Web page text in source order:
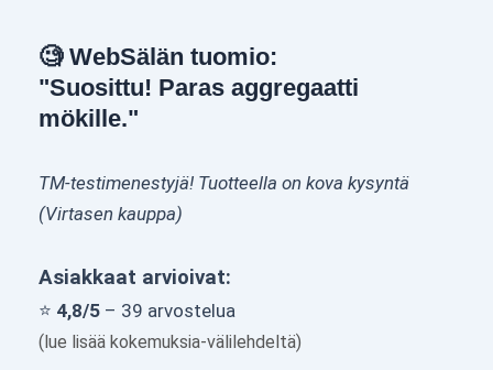
🧐 WebSälän tuomio:
"Suosittu! Paras aggregaatti
mökille."
TM-testimenestyjä! Tuotteella on kova kysyntä
(Virtasen kauppa)
Asiakkaat arvioivat:
⭐ 4,8/5 – 39 arvostelua
(lue lisää kokemuksia-välilehdeltä)